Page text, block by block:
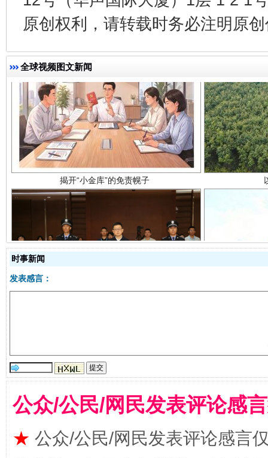
原创权利，请转载时务必注明原
全球视频图文新闻
揭开“小金库”的免责幌子
全民健身五年计划来了！等你上场
时事新闻
发表感言：
公众/公民/网民发表评论感
★ 公众/公民/网民发表评论感言